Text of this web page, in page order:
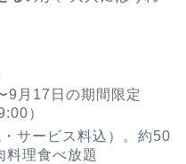
9月17日の期間限定
）
サービス料込）。約50
料理食べ放題